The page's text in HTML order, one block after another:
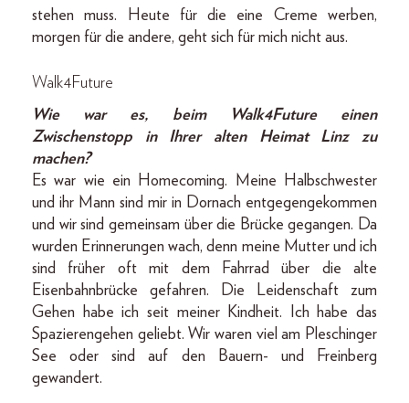
stehen muss. Heute für die eine Creme werben,
morgen für die andere, geht sich für mich nicht aus.
Walk4Future
Wie war es, beim Walk4Future einen
Zwischenstopp in Ihrer alten Heimat Linz zu
machen?
Es war wie ein Homecoming. Meine Halbschwester
und ihr Mann sind mir in Dornach entgegengekommen
und wir sind gemeinsam über die Brücke gegangen. Da
wurden Erinnerungen wach, denn meine Mutter und ich
sind früher oft mit dem Fahrrad über die alte
Eisenbahnbrücke gefahren. Die Leidenschaft zum
Gehen habe ich seit meiner Kindheit. Ich habe das
Spazierengehen geliebt. Wir waren viel am Pleschinger
See oder sind auf den Bauern- und Freinberg
gewandert.